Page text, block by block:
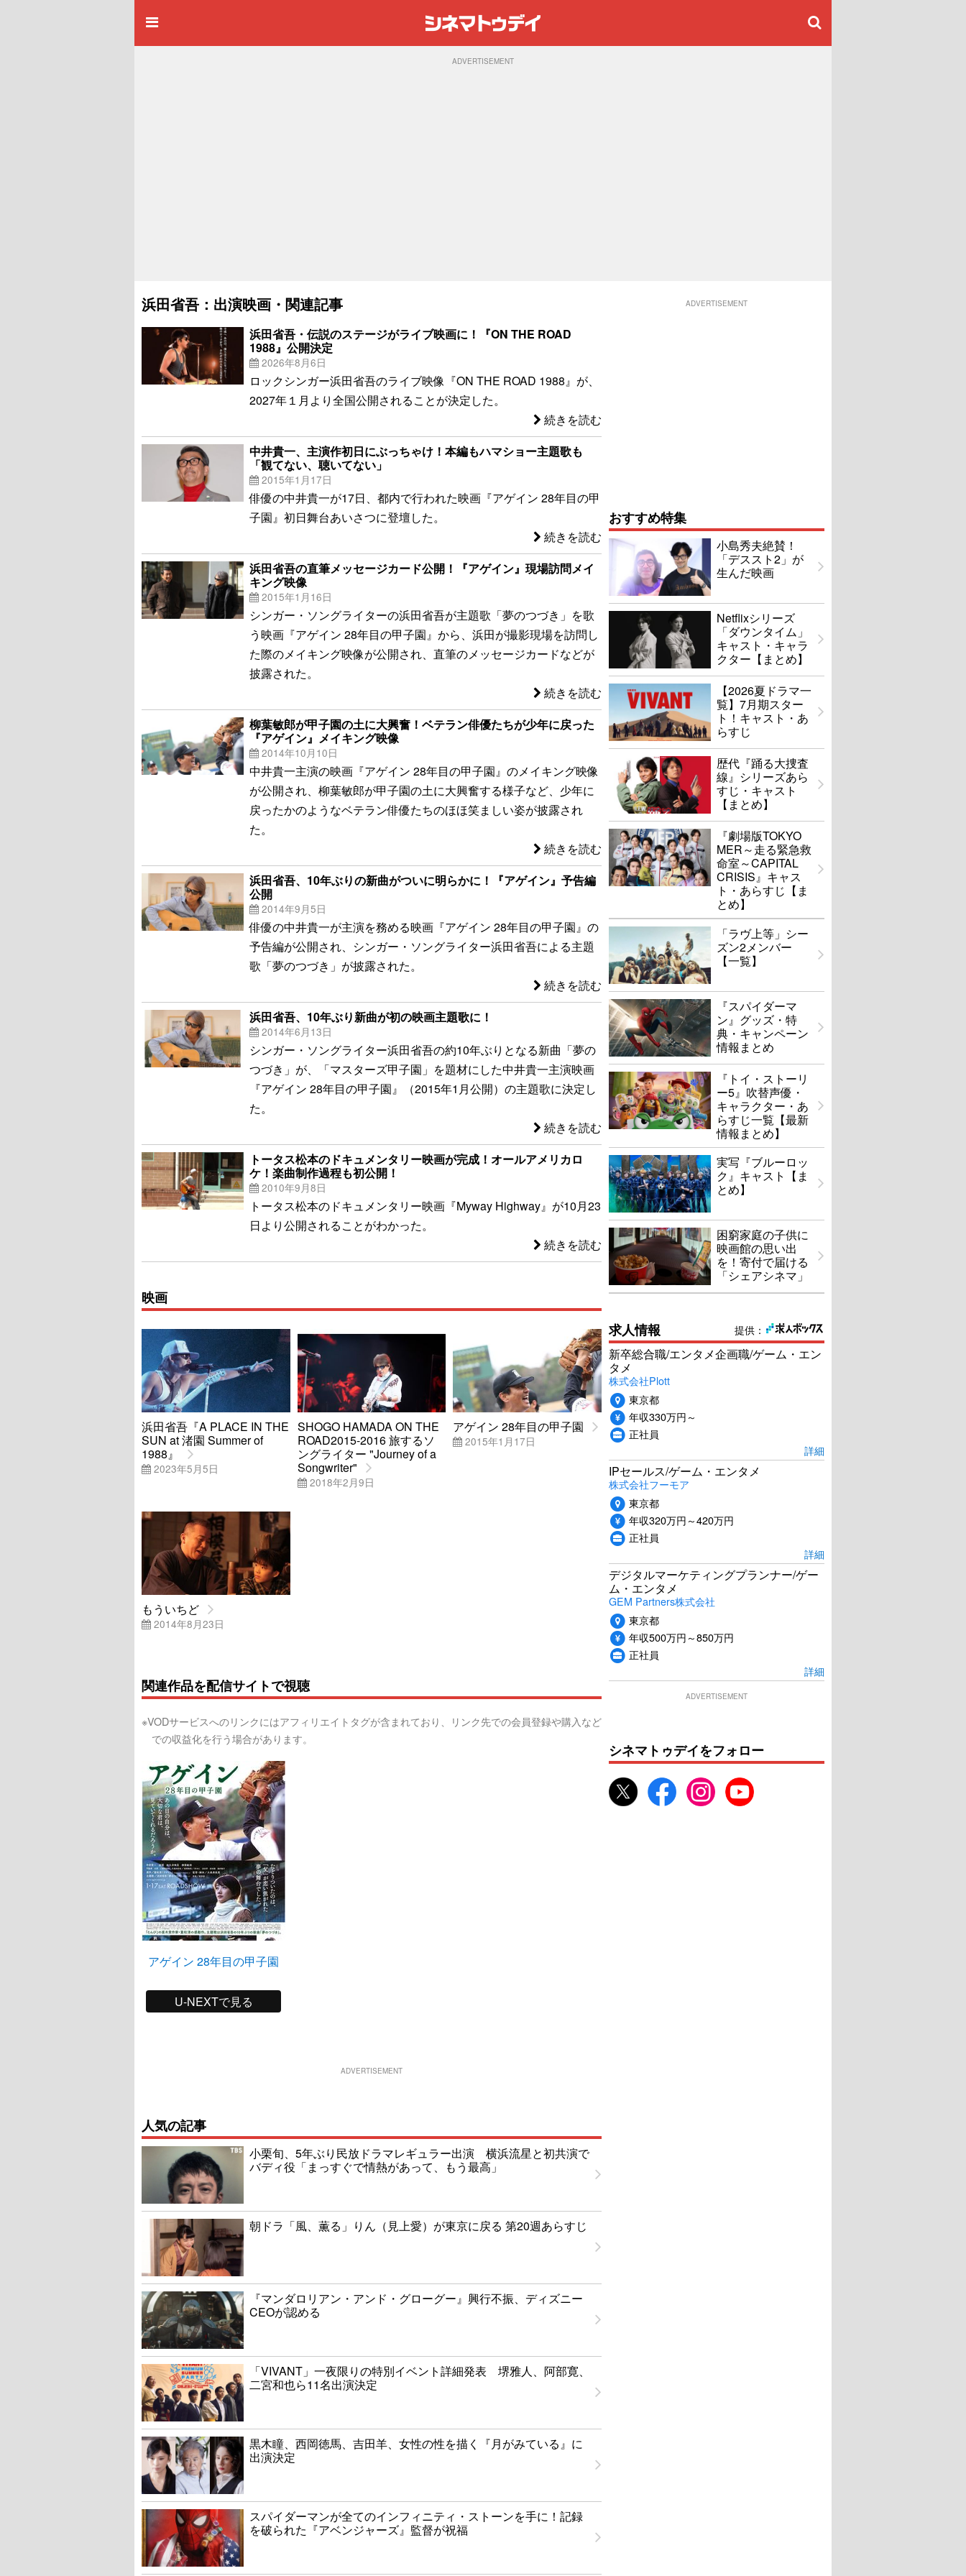
ADVERTISEMENT
浜田省吾：出演映画・関連記事
浜田省吾・伝説のステージがライブ映画に！『ON THE ROAD
1988』公開決定
2026年8月6日
ロックシンガー浜田省吾のライブ映像『ON THE ROAD 1988』が、
2027年１月より全国公開されることが決定した。
続きを読む
中井貴一、主演作初日にぶっちゃけ！本編もハマショー主題歌も
「観てない、聴いてない」
2015年1月17日
俳優の中井貴一が17日、都内で行われた映画『アゲイン 28年目の甲
子園』初日舞台あいさつに登壇した。
続きを読む
浜田省吾の直筆メッセージカード公開！『アゲイン』現場訪問メイ
キング映像
2015年1月16日
シンガー・ソングライターの浜田省吾が主題歌「夢のつづき」を歌
う映画『アゲイン 28年目の甲子園』から、浜田が撮影現場を訪問し
た際のメイキング映像が公開され、直筆のメッセージカードなどが
披露された。
続きを読む
柳葉敏郎が甲子園の土に大興奮！ベテラン俳優たちが少年に戻った
『アゲイン』メイキング映像
2014年10月10日
中井貴一主演の映画『アゲイン 28年目の甲子園』のメイキング映像
が公開され、柳葉敏郎が甲子園の土に大興奮する様子など、少年に
戻ったかのようなベテラン俳優たちのほほ笑ましい姿が披露され
た。
続きを読む
浜田省吾、10年ぶりの新曲がついに明らかに！『アゲイン』予告編
公開
2014年9月5日
俳優の中井貴一が主演を務める映画『アゲイン 28年目の甲子園』の
予告編が公開され、シンガー・ソングライター浜田省吾による主題
歌「夢のつづき」が披露された。
続きを読む
浜田省吾、10年ぶり新曲が初の映画主題歌に！
2014年6月13日
シンガー・ソングライター浜田省吾の約10年ぶりとなる新曲「夢の
つづき」が、「マスターズ甲子園」を題材にした中井貴一主演映画
『アゲイン 28年目の甲子園』（2015年1月公開）の主題歌に決定し
た。
続きを読む
トータス松本のドキュメンタリー映画が完成！オールアメリカロ
ケ！楽曲制作過程も初公開！
2010年9月8日
トータス松本のドキュメンタリー映画『Myway Highway』が10月23
日より公開されることがわかった。
続きを読む
映画
浜田省吾『A PLACE IN THE
SUN at 渚園 Summer of
1988』
2023年5月5日
SHOGO HAMADA ON THE
ROAD2015-2016 旅するソ
ングライター "Journey of a
Songwriter"
2018年2月9日
アゲイン 28年目の甲子園
2015年1月17日
もういちど
2014年8月23日
関連作品を配信サイトで視聴
※VODサービスへのリンクにはアフィリエイトタグが含まれており、リンク先での会員登録や購入など
での収益化を行う場合があります。
アゲイン 28年目の甲子園
U-NEXTで見る
ADVERTISEMENT
人気の記事
小栗旬、5年ぶり民放ドラマレギュラー出演 横浜流星と初共演で
バディ役「まっすぐで情熱があって、もう最高」
朝ドラ「風、薫る」りん（見上愛）が東京に戻る 第20週あらすじ
『マンダロリアン・アンド・グローグー』興行不振、ディズニー
CEOが認める
「VIVANT」一夜限りの特別イベント詳細発表 堺雅人、阿部寛、
二宮和也ら11名出演決定
黒木瞳、西岡徳馬、吉田羊、女性の性を描く『月がみている』に
出演決定
スパイダーマンが全てのインフィニティ・ストーンを手に！記録
を破られた『アベンジャーズ』監督が祝福
ADVERTISEMENT
おすすめ特集
小島秀夫絶賛！
「デススト2」が
生んだ映画
Netflixシリーズ
「ダウンタイム」
キャスト・キャラ
クター【まとめ】
【2026夏ドラマ一
覧】7月期スター
ト！キャスト・あ
らすじ
歴代『踊る大捜査
線』シリーズあら
すじ・キャスト
【まとめ】
『劇場版TOKYO
MER～走る緊急救
命室～CAPITAL
CRISIS』キャス
ト・あらすじ【ま
とめ】
「ラヴ上等」シー
ズン2メンバー
【一覧】
『スパイダーマ
ン』グッズ・特
典・キャンペーン
情報まとめ
『トイ・ストーリ
ー5』吹替声優・
キャラクター・あ
らすじ一覧【最新
情報まとめ】
実写『ブルーロッ
ク』キャスト【ま
とめ】
困窮家庭の子供に
映画館の思い出
を！寄付で届ける
「シェアシネマ」
提供：
求人情報
新卒総合職/エンタメ企画職/ゲーム・エン
タメ
株式会社Plott
東京都
年収330万円～
正社員
詳細
IPセールス/ゲーム・エンタメ
株式会社フーモア
東京都
年収320万円～420万円
正社員
詳細
デジタルマーケティングプランナー/ゲー
ム・エンタメ
GEM Partners株式会社
東京都
年収500万円～850万円
正社員
詳細
ADVERTISEMENT
シネマトゥデイをフォロー